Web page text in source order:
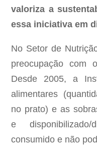
valoriza a
essa iniciativa em
No Setor de
preocupação com
Desde 2005, a
alimentares
no prato) e as
e
consumido e não